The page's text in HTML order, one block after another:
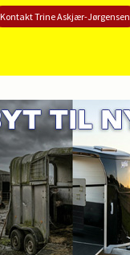
Kontakt Trine Askjær-Jørgensen